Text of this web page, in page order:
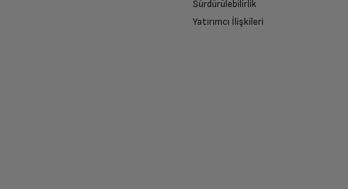
Sürdürülebilirlik
Yatırımcı İlişkileri